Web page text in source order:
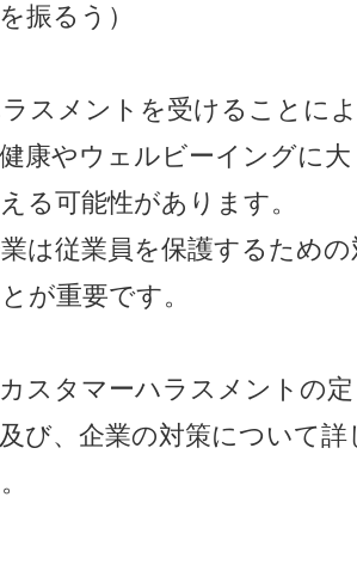
振るう）
スメントを受けることに
康やウェルビーイングに大
る可能性があります。
は従業員を保護するための
が重要です。
スタマーハラスメントの定
び、企業の対策について詳